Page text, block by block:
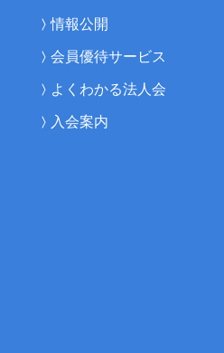
情報公開
会員優待サービス
よくわかる法人会
入会案内